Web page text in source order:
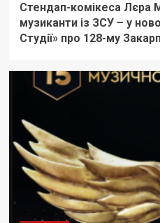
Стендап-комікеса Лєра
музиканти із ЗСУ – у
Студії» про 128-му